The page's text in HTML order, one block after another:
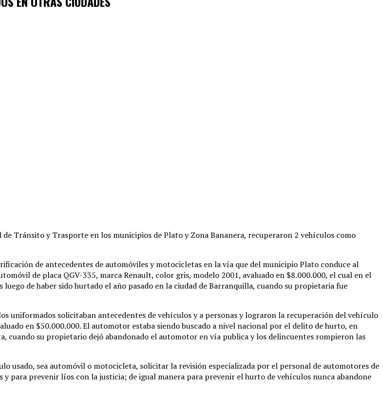
Tránsito y Trasporte en los municipios de Plato y Zona Bananera, recuperaron 2 vehículos como
de antecedentes de automóviles y motocicletas en la vía que del municipio Plato conduce al
de placa QGV-335, marca Renault, color gris, modelo 2001, avaluado en $8.000.000, el cual en el
de haber sido hurtado el año pasado en la ciudad de Barranquilla, cuando su propietaria fue
uniformados solicitaban antecedentes de vehículos y a personas y lograron la recuperación del vehículo
en $50.000.000. El automotor estaba siendo buscado a nivel nacional por el delito de hurto, en
cuando su propietario dejó abandonado el automotor en vía publica y los delincuentes rompieron las
usado, sea automóvil o motocicleta, solicitar la revisión especializada por el personal de automotores de
para prevenir líos con la justicia; de igual manera para prevenir el hurto de vehículos nunca abandone